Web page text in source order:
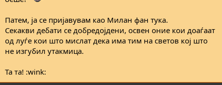
Патем, ја се пријавувам као Милан фан тука.
Секакви дебати се добредојдени, освен оние кои доаѓаат
од луѓе кои што мислат дека има тим на светов кој што
не изгубил утакмица.
Та та! :wink: